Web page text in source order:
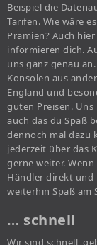
Beispiel die
Tarifen. Wie wäre
Prämien? Auch
informieren dich.
uns ganz genau
Konsolen aus
England und
guten Preisen.
auch das du Spaß
dennoch mal dazu
jederzeit über das
gerne weiter.
Händler direkt und
weiterhin Spaß am
… schnell
Wir sind schnell,